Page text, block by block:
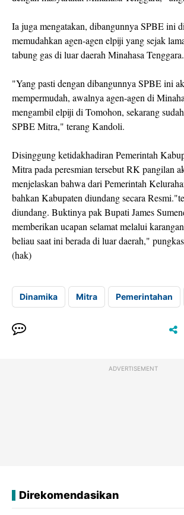
Ia juga mengatakan, dibangunnya SPBE ini
memudahkan agen-agen elpiji yang sejak
tabung gas di luar daerah Minahasa Tenggara.
"Yang pasti dengan dibangunnya SPBE ini
mempermudah, awalnya agen-agen di
mengambil elpiji di Tomohon, sekarang
SPBE Mitra," terang Kandoli.
Disinggung ketidakhadiran Pemerintah
Mitra pada peresmian tersebut RK pangilan
menjelaskan bahwa dari Pemerintah
bahkan Kabupaten diundang secara
diundang. Buktinya pak Bupati James
memberikan ucapan selamat melalui
beliau saat ini berada di luar daerah,"
(hak)
Dinamika Mitra Pemerintahan
ADVERTISEMENT
Direkomendasikan